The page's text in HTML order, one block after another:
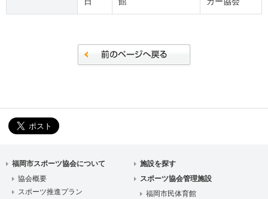
福岡市スポーツ協会について
協会概要
スポーツ推進プラン
施設を探す
スポーツ協会管理施設
福岡市民体育館